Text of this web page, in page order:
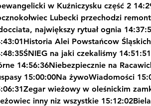
w Kuźniczysku część 2
Lubecki przechodzi
największy rytuał ognia
Alei Powstańcow
na jaki czekaliśmy
14:56:36Niebezpiecznie na
15:00:00Na żywoWiadomości
wieżowy w oleśnickim
inny niz wszystkie